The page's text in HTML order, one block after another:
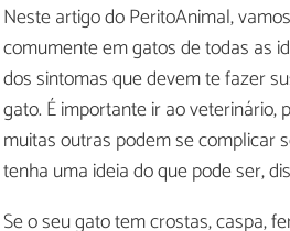
Neste artigo do PeritoAnimal,
comumente em gatos de todas as
dos sintomas que devem te fazer
gato. É importante ir ao
muitas outras podem se complicar
tenha uma ideia do que pode ser,
Se o seu gato tem crostas, caspa,